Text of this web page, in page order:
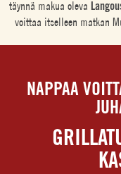
täynnä makua oleva
voittaa itselleen matkan
NAPPAA